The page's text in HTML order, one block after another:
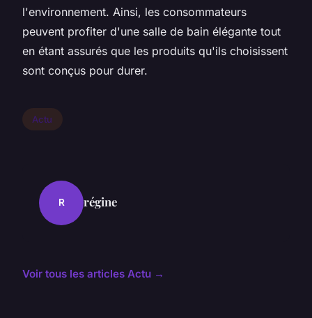
l'environnement. Ainsi, les consommateurs
peuvent profiter d'une salle de bain élégante tout
en étant assurés que les produits qu'ils choisissent
sont conçus pour durer.
Actu
R régine
Voir tous les articles Actu →